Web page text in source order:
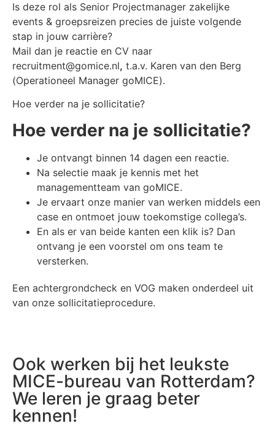
Is deze rol als Senior Projectmanager zakelijke
events & groepsreizen precies de juiste volgende
stap in jouw carrière?
Mail dan je reactie en CV naar
recruitment@gomice.nl, t.a.v. Karen van den Berg
(Operationeel Manager goMICE).
Hoe verder na je sollicitatie?
Hoe verder na je sollicitatie?
Je ontvangt binnen 14 dagen een reactie.
Na selectie maak je kennis met het
managementteam van goMICE.
Je ervaart onze manier van werken middels een
case en ontmoet jouw toekomstige collega’s.
En als er van beide kanten een klik is? Dan
ontvang je een voorstel om ons team te
versterken.
Een achtergrondcheck en VOG maken onderdeel uit
van onze sollicitatieprocedure.
Ook werken bij het leukste
MICE-bureau van Rotterdam?
We leren je graag beter
kennen!